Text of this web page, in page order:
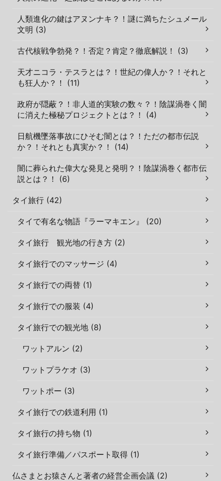
人類進化の鍵はアヌンナキ？！謎に満ちたシュメール
文明 (3)
古代核戦争勃発？！否定？肯定？徹底解説！ (3)
天才ニコラ・テスラとは？！世紀の偉人か？！それと
も狂人か？！ (11)
政府が隠蔽？！非人道的実験の数々？！陰謀渦巻く闇
に消えた極秘プロジェクトとは？！ (4)
日航機墜落事故にひそむ闇とは？！ただの都市伝説
か？！それとも真実か？！ (14)
闇に葬られた偉大な発見と発明？！陰謀渦巻く都市伝
説とは？！ (6)
タイ旅行 (42)
タイで有名な物語『ラーマキエン』 (20)
タイ旅行 観光地の行き方 (2)
タイ旅行でのマッサージ (4)
タイ旅行での両替 (1)
タイ旅行での服装 (4)
タイ旅行での観光地 (8)
ワットアルン (2)
ワットプラケオ (3)
ワットポー (3)
タイ旅行での鉄道利用 (1)
タイ旅行の持ち物 (1)
タイ旅行準備／パスポート取得 (1)
仏さまとお猿さんと著者の経営企画会議 (2)